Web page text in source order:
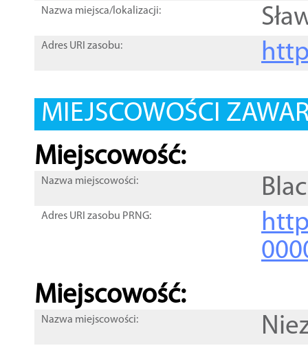
Nazwa miejsca/lokalizacji:
Adres URI zasobu:
MIEJSCOWOŚCI
Miejscowość:
Nazwa miejscowości:
Adres URI zasobu PRNG:
Miejscowość:
Nazwa miejscowości: